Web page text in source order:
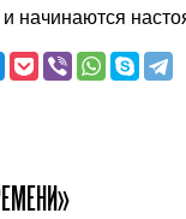
и начинаются